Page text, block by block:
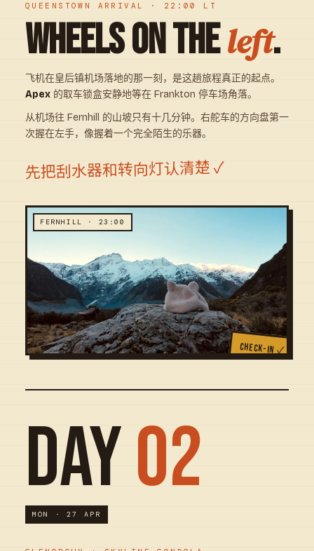
QUEENSTOWN ARRIVAL · 22:00 LT
WHEELS ON THEleft.
飞机在皇后镇机场落地的那一刻，是这趟旅程真正的起点。
Apex 的取车锁盒安静地等在 Frankton 停车场角落。
从机场往 Fernhill 的山坡只有十几分钟。右舵车的方向盘第一
次握在左手，像握着一个完全陌生的乐器。
先把刮水器和转向灯认清楚 ✓
FERNHILL · 23:00
CHECK-IN ✓
DAY02
MON · 27 APR